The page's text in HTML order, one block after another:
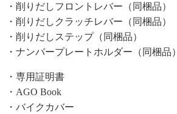
・削りだしフロントレバー（同梱品）
・削りだしクラッチレバー（同梱品）
・削りだしステップ（同梱品）
・ナンバープレートホルダー（同梱品）
・専用証明書
・AGO Book
・バイクカバー